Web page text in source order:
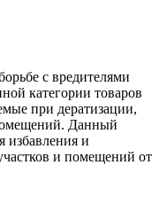
с вредителями
категории товаров
при дератизации,
Данный
избавления и
и помещений от